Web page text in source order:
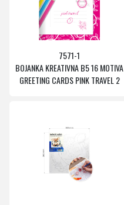
7571-1
BOJANKA KREATIVNA B5 16 MOTIVA
GREETING CARDS PINK TRAVEL 2